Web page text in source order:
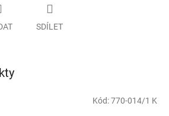
SDÍLET
Kód:770-014/1 K